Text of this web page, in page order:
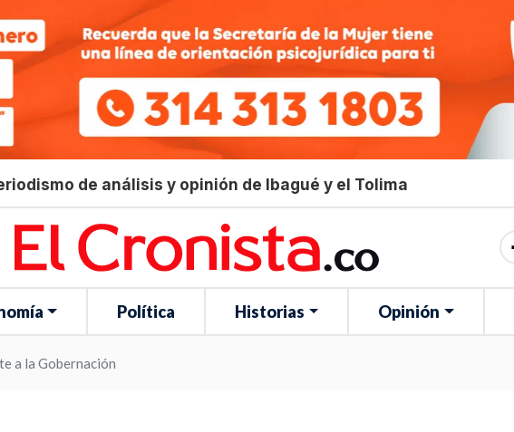
de análisis y opinión de Ibagué y el Tolima
Política Historias Opinión
a la Gobernación